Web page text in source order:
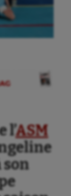
l’ASM
son